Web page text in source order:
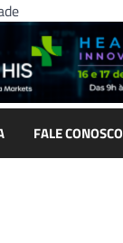
FALE CONOSCO